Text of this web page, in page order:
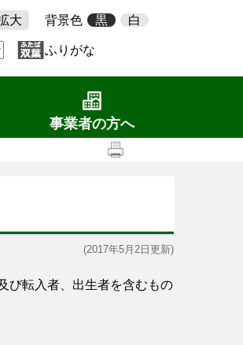
大 背景色 黒 白
ふりがな
事業者の方へ
(2017年5月2日更新)
び転入者、出生者を含むもの